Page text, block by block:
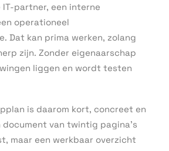
partner, een interne
operationeel
Dat kan prima werken, zolang
zijn. Zonder eigenaarschap
liggen en wordt testen
is daarom kort, concreet en
van twintig pagina’s
maar een werkbaar overzicht